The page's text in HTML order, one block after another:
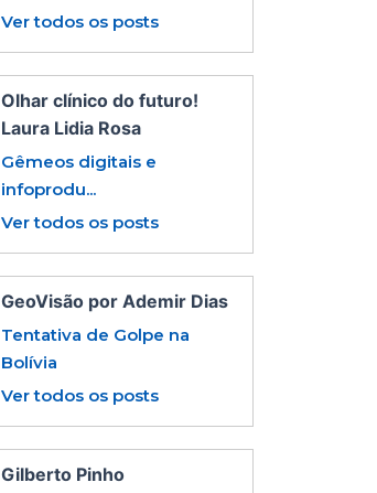
Ver todos os posts
Olhar clínico do futuro!
Laura Lidia Rosa
Gêmeos digitais e
infoprodu...
Ver todos os posts
GeoVisão por Ademir Dias
Tentativa de Golpe na
Bolívia
Ver todos os posts
Gilberto Pinho